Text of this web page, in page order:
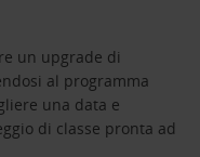
un upgrade di
al programma
una data e
di classe pronta ad